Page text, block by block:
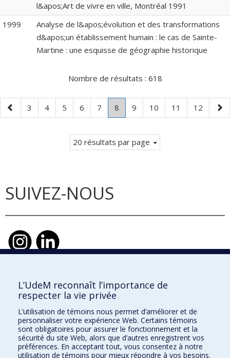
l&apos;Art de vivre en ville, Montréal 1991
1999
Analyse de l&apos;évolution et des transformations
d&apos;un établissement humain : le cas de Sainte-
Martine : une esquisse de géographie historique
Nombre de résultats : 618
Page
précédente
Page
3 Page
4 Page
5 Page
6 Page
7 Page
8
Page
courante.
Page
9 Page
10 Page
11 Page
12
20 résultats par page
SUIVEZ-NOUS
École d'urbanisme et d'architecture de
paysage
École d'architecture
École de design
L’UdeM reconnaît l’importance de
respecter la vie privée
L’utilisation de témoins nous permet d’améliorer et de
personnaliser votre expérience Web. Certains témoins
sont obligatoires pour assurer le fonctionnement et la
sécurité du site Web, alors que d’autres enregistrent vos
préférences. En acceptant tout, vous consentez à notre
utilisation de témoins pour mieux répondre à vos besoins.